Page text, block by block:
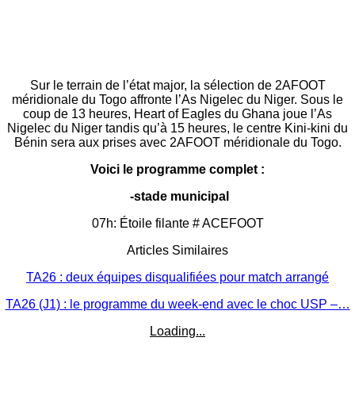
Sur le terrain de l’état major, la sélection de 2AFOOT
méridionale du Togo affronte l’As Nigelec du Niger. Sous le
coup de 13 heures, Heart of Eagles du Ghana joue l’As
Nigelec du Niger tandis qu’à 15 heures, le centre Kini-kini du
Bénin sera aux prises avec 2AFOOT méridionale du Togo.
Voici le programme complet :
-stade municipal
07h: Étoile filante # ACEFOOT
Articles Similaires
TA26 : deux équipes disqualifiées pour match arrangé
TA26 (J1) : le programme du week-end avec le choc USP –…
Loading...